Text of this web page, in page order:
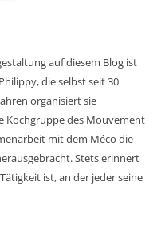
auf diesem Blog ist
die selbst seit 30
organisiert sie
Kochgruppe des Mouvement
mit dem Méco die
Stets erinnert
ist, an der jeder seine